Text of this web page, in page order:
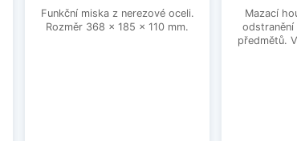
Funkční miska z nerezové oceli.
Rozměr 368 x 185 x 110 mm.
Mazací
předmětů.